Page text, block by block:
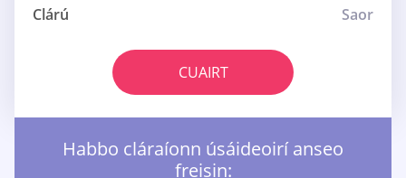
Clárú
Saor
CUAIRT
Habbo cláraíonn úsáideoirí anseo
freisin: